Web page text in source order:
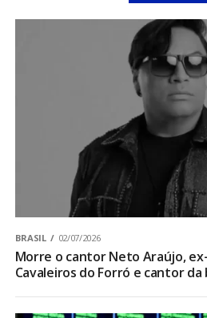
BRASIL 02/07/2026
Morre o cantor Neto Araújo,
Cavaleiros do Forró e cantor da